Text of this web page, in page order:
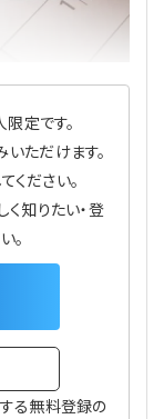
指摘事項
定です。
ただけます。
ください。
知りたい・登
。
る無料登録の